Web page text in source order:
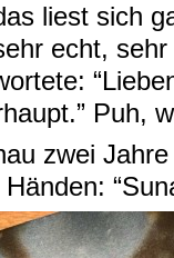
liest sich
echt,
Puh,
zwei